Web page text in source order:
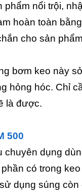
nổi trội,
hoàn toàn
cho sản
bơm keo này
hỏng hóc. Chỉ
là được.
500
chuyên dụng
có trong
dụng súng